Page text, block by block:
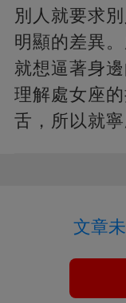
別人就要求
明顯的差異
就想逼著身
理解處女座
舌，所以就
文章